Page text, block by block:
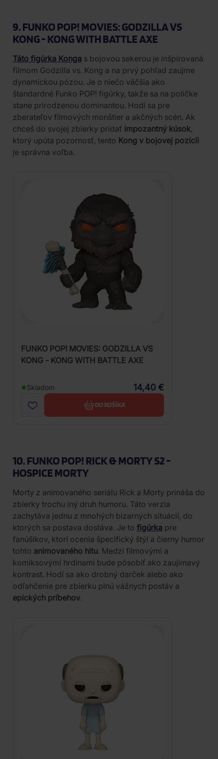
9. FUNKO POP! MOVIES: GODZILLA VS
KONG - KONG WITH BATTLE AXE
Táto figúrka Konga s bojovou sekerou je inšpirovaná
filmom Godzilla vs. Kong a na prvý pohľad zaujme
dynamickou pózou. Je o niečo väčšia ako
štandardné Funko POP! figúrky, takže sa na poličke
stane prirodzenou dominantou. Hodí sa pre
zberateľov filmových monštier a akčných scén. Ak
chceš do svojej zbierky pridať impozantný kúsok,
ktorý upúta pozornosť, tento Kong v bojovej pozícii
je správna voľba.
FUNKO POP! MOVIES: GODZILLA VS
KONG - KONG WITH BATTLE AXE
Skladom 14,40 €
DO KOŠÍKA
10. FUNKO POP! RICK & MORTY S2 -
HOSPICE MORTY
Morty z animovaného seriálu Rick a Morty prináša do
zbierky trochu iný druh humoru. Táto verzia
zachytáva jednu z mnohých bizarných situácií, do
ktorých sa postava dostáva. Je to figúrka pre
fanúšikov, ktorí ocenia špecifický štýl a čierny humor
tohto animovaného hitu. Medzi filmovými a
komiksovými hrdinami bude pôsobiť ako zaujímavý
kontrast. Hodí sa ako drobný darček alebo ako
odľahčenie pre zbierku plnú vážnych postáv a
epických príbehov.